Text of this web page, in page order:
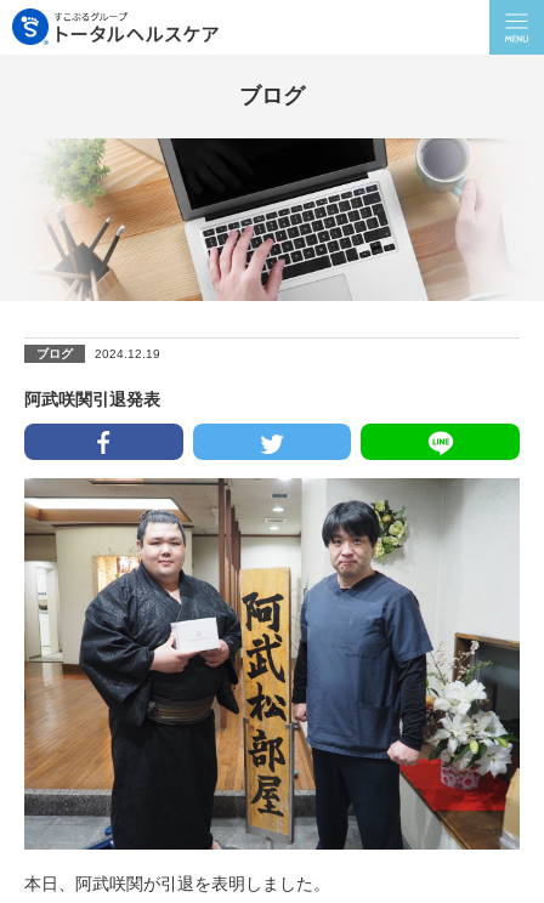
ブログ
ブログ 2024.12.19
阿武咲関引退発表
本日、阿武咲関が引退を表明しました。